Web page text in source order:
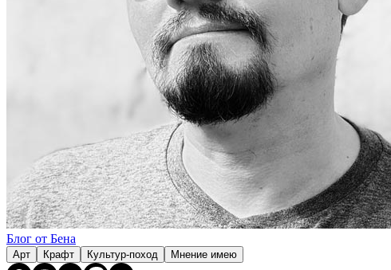
Блог от Бена
Арт Крафт Культур-поход Мнение имею